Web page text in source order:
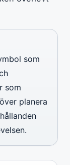
som
som
planera